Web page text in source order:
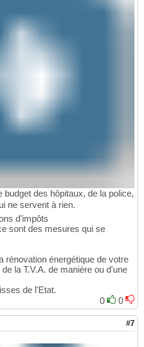
des hôpitaux, de la police,
ne servent à rien.
d'impôts
sont des mesures qui se
rénovation énergétique de votre
la T.V.A. de manière ou d'une
de l'Etat.
0
0
#7